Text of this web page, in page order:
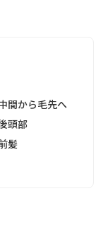
間から毛先へ
頭部
髪